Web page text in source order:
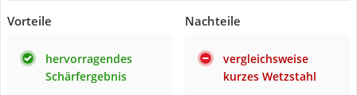
Vorteile
hervorragendes
Schärfergebnis
Nachteile
vergleichsweise
kurzes Wetzstahl